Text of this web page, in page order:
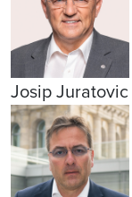
Josip Juratovic